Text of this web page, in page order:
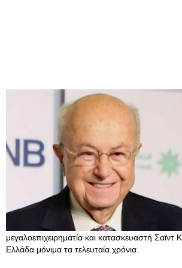
μεγαλοεπιχειρηματία και κατασκευαστή Σαϊντ
Ελλάδα μόνιμα τα τελευταία χρόνια.